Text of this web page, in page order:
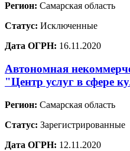
Регион: Самарская область
Статус: Исключенные
Дата ОГРН: 16.11.2020
Автономная
"Центр услуг в сфере
Регион: Самарская область
Статус: Зарегистрированные
Дата ОГРН: 12.11.2020